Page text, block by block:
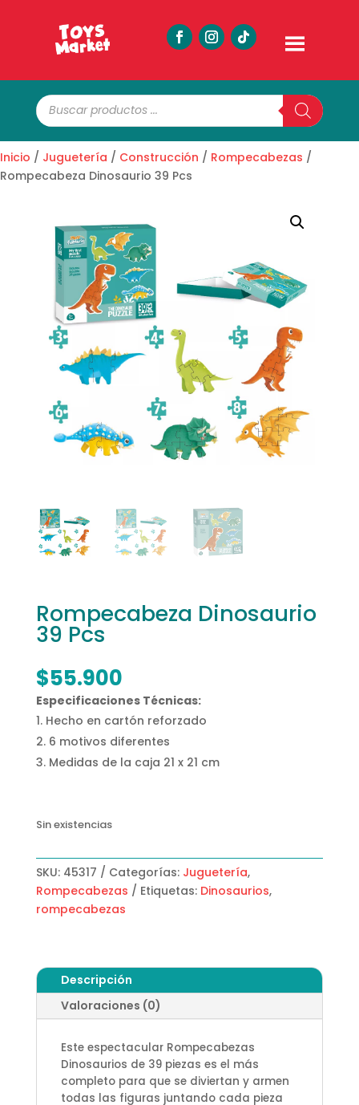
Búsqueda
de
productos
Inicio / Juguetería / Construcción / Rompecabezas /
Rompecabeza Dinosaurio 39 Pcs
Rompecabeza Dinosaurio
39 Pcs
$55.900
Especificaciones Técnicas:
Hecho en cartón reforzado
6 motivos diferentes
Medidas de la caja 21 x 21 cm
Sin existencias
SKU: 45317 Categorías: Juguetería,
Rompecabezas
Etiquetas: Dinosaurios,
rompecabezas
Descripción
Valoraciones (0)
Este espectacular Rompecabezas
Dinosaurios de 39 piezas es el más
completo para que se diviertan y armen
todas las figuras juntando cada pieza